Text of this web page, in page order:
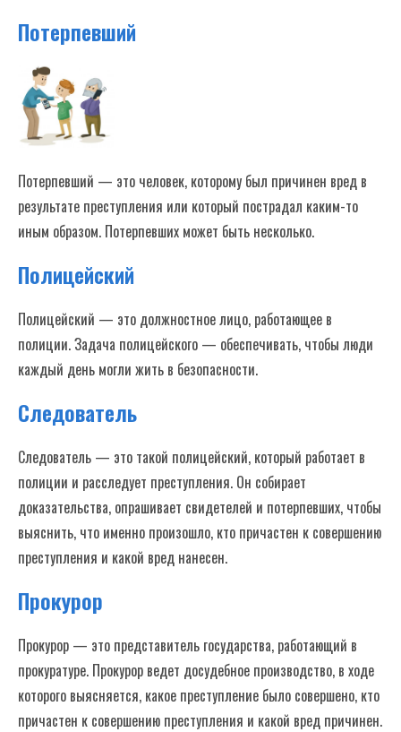
Потерпевший
Потерпевший — это человек, которому был причинен вред в
результате преступления или который пострадал каким-то
иным образом. Потерпевших может быть несколько.
Полицейский
Полицейский — это должностное лицо, работающее в
полиции. Задача полицейского — обеспечивать, чтобы люди
каждый день могли жить в безопасности.
Следователь
Следователь — это такой полицейский, который работает в
полиции и расследует преступления. Он собирает
доказательства, опрашивает свидетелей и потерпевших, чтобы
выяснить, что именно произошло, кто причастен к совершению
преступления и какой вред нанесен.
Прокурор
Прокурор — это представитель государства, работающий в
прокуратуре. Прокурор ведет досудебное производство, в ходе
которого выясняется, какое преступление было совершено, кто
причастен к совершению преступления и какой вред причинен.